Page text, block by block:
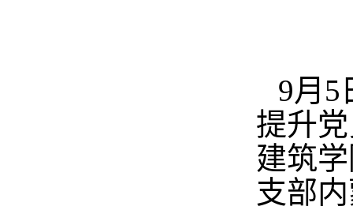
9月5
提升
建筑
支部